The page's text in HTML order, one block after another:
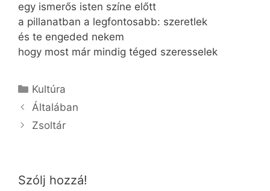
egy ismerős isten színe előtt
a pillanatban a legfontosabb: szeretlek
és te engeded nekem
hogy most már mindig téged szeresselek
Kategória
Kultúra
Általában
Zsoltár
Szólj hozzá!